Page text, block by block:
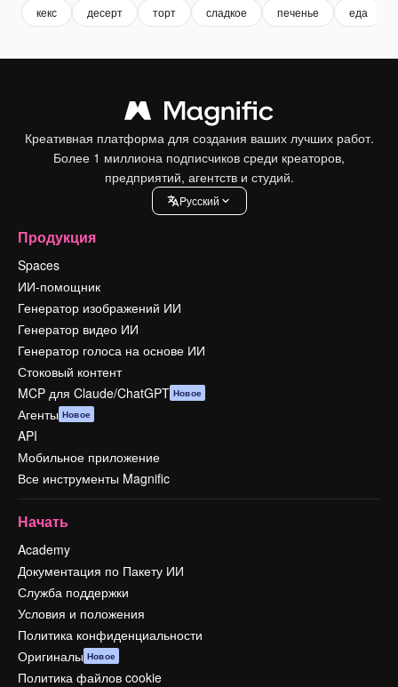
кекс десерт торт сладкое печенье еда
Креативная платформа для создания ваших лучших работ.
Более 1 миллиона подписчиков среди креаторов,
предприятий, агентств и студий.
Pусский
Продукция
Spaces
ИИ-помощник
Генератор изображений ИИ
Генератор видео ИИ
Генератор голоса на основе ИИ
Стоковый контент
MCP для Claude/ChatGPT Новое
Агенты Новое
API
Мобильное приложение
Все инструменты Magnific
Начать
Academy
Документация по Пакету ИИ
Служба поддержки
Условия и положения
Политика конфиденциальности
Оригиналы Новое
Политика файлов cookie